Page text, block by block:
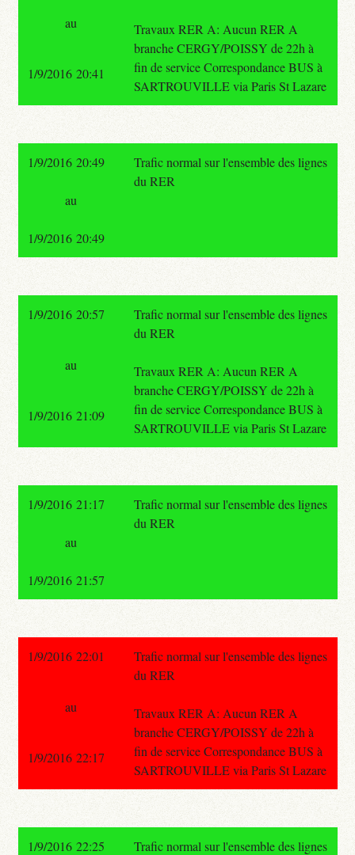
Travaux RER A: Aucun RER A
branche CERGY/POISSY de 22h à
fin de service Correspondance BUS à
SARTROUVILLE via Paris St Lazare
au
1/9/2016 20:41
1/9/2016 20:49
Trafic normal sur l'ensemble des lignes
du RER
au
1/9/2016 20:49
1/9/2016 20:57
Trafic normal sur l'ensemble des lignes
du RER
Travaux RER A: Aucun RER A
branche CERGY/POISSY de 22h à
fin de service Correspondance BUS à
SARTROUVILLE via Paris St Lazare
au
1/9/2016 21:09
1/9/2016 21:17
Trafic normal sur l'ensemble des lignes
du RER
au
1/9/2016 21:57
1/9/2016 22:01
Trafic normal sur l'ensemble des lignes
du RER
Travaux RER A: Aucun RER A
branche CERGY/POISSY de 22h à
fin de service Correspondance BUS à
SARTROUVILLE via Paris St Lazare
au
1/9/2016 22:17
1/9/2016 22:25
Trafic normal sur l'ensemble des lignes